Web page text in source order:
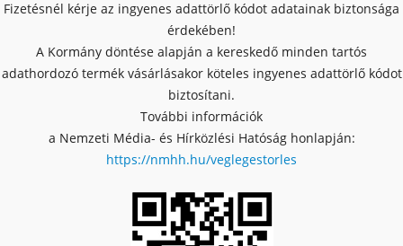
Fizetésnél kérje az ingyenes adattörlő kódot adatainak biztonsága
érdekében!
A Kormány döntése alapján a kereskedő minden tartós
adathordozó termék vásárlásakor köteles ingyenes adattörlő kódot
biztosítani.
További információk
a Nemzeti Média- és Hírközlési Hatóság honlapján:
https://nmhh.hu/veglegestorles